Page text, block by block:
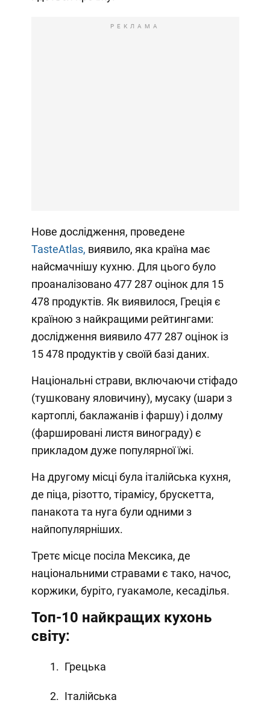
РЕКЛАМА
Нове дослідження, проведене
TasteAtlas, виявило, яка країна має
найсмачнішу кухню. Для цього було
проаналізовано 477 287 оцінок для 15
478 продуктів. Як виявилося, Греція є
країною з найкращими рейтингами:
дослідження виявило 477 287 оцінок із
15 478 продуктів у своїй базі даних.
Національні страви, включаючи стіфадо
(тушковану яловичину), мусаку (шари з
картоплі, баклажанів і фаршу) і долму
(фаршировані листя винограду) є
прикладом дуже популярної їжі.
На другому місці була італійська кухня,
де піца, різотто, тірамісу, брускетта,
панакота та нуга були одними з
найпопулярніших.
Третє місце посіла Мексика, де
національними стравами є тако, начос,
коржики, буріто, гуакамоле, кесаділья.
Топ-10 найкращих кухонь
світу:
Грецька
Італійська